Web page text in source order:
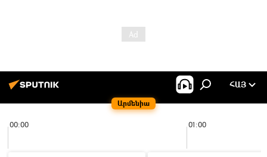
Արմենիա
ՀԱՅ
00:00 01:00